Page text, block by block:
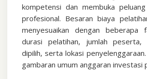
kompetensi dan membuka
profesional. Besaran biaya
menyesuaikan dengan beberapa
durasi pelatihan, jumlah
dipilih, serta lokasi
gambaran umum anggaran investasi